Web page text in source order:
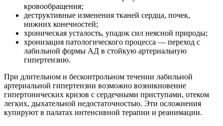
кровообращения;
деструктивные изменения тканей сердца, почек,
нижних конечностей;
хроническая усталость, упадок сил неясной природы;
хронизация патологического процесса — переход с
лабильной формы АД в стойкую артериальную
гипертензию.
При длительном и бесконтрольном течении лабильной
артериальной гипертензии возможно возникновение
гипертонических кризов с сердечными приступами, отеком
легких, дыхательной недостаточностью. Эти осложнения
купируют в палатах интенсивной терапии и реанимации.